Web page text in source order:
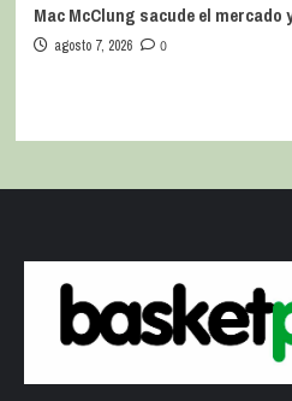
Mac McClung sacude el
agosto 7, 2026 0